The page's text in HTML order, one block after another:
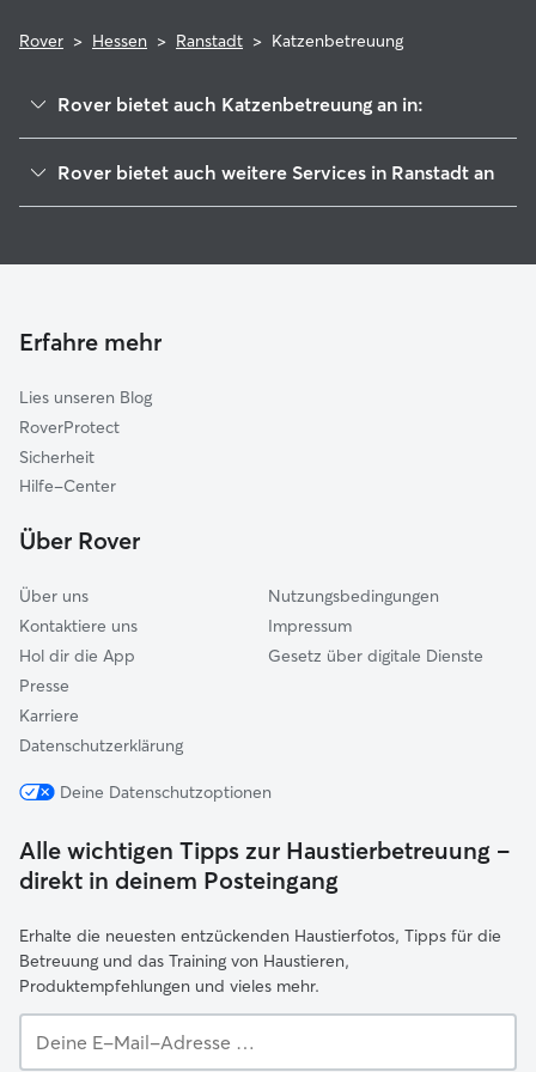
Rover > Hessen > Ranstadt > Katzenbetreuung
Rover bietet auch Katzenbetreuung an in:
Nidda
Limeshain
Niddatal
Hungen
Ronneburg
Hammersbach
Rover bietet auch weitere Services in Ranstadt an
Hundekindergarten in Ranstadt
Erfahre mehr
Lies unseren Blog
RoverProtect
Sicherheit
Hilfe-Center
Über Rover
Über uns
Kontaktiere uns
Hol dir die App
Presse
Karriere
Datenschutzerklärung
Nutzungsbedingungen
Impressum
Gesetz über digitale Dienste
Deine Datenschutzoptionen
Alle wichtigen Tipps zur Haustierbetreuung –
direkt in deinem Posteingang
Erhalte die neuesten entzückenden Haustierfotos, Tipps für die
Betreuung und das Training von Haustieren,
Produktempfehlungen und vieles mehr.
E-